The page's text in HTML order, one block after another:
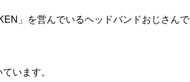
」を営んでいるヘッドバンドおじさんで
います。